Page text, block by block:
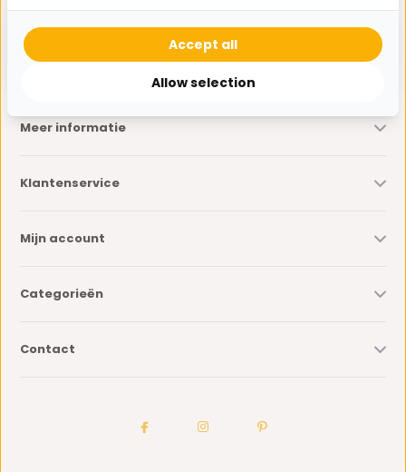
* Lees hier de wettelijke beperkingen
Meer informatie
Klantenservice
Mijn account
Categorieën
Contact
Allow selection
Accept all